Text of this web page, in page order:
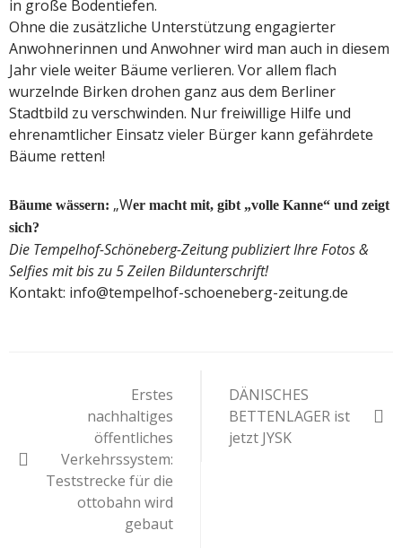
in große Bodentiefen.
Ohne die zusätzliche Unterstützung engagierter
Anwohnerinnen und Anwohner wird man auch in diesem
Jahr viele weiter Bäume verlieren. Vor allem flach
wurzelnde Birken drohen ganz aus dem Berliner
Stadtbild zu verschwinden. Nur freiwillige Hilfe und
ehrenamtlicher Einsatz vieler Bürger kann gefährdete
Bäume retten!
Bäume wässern: „Wer macht mit, gibt „volle Kanne“ und zeigt
sich?
Die Tempelhof-Schöneberg-Zeitung publiziert Ihre Fotos &
Selfies mit bis zu 5 Zeilen Bildunterschrift!
Kontakt: info@tempelhof-schoeneberg-zeitung.de
Erstes
nachhaltiges
öffentliches
Verkehrssystem:
Teststrecke für die
ottobahn wird
gebaut
DÄNISCHES
BETTENLAGER ist
jetzt JYSK